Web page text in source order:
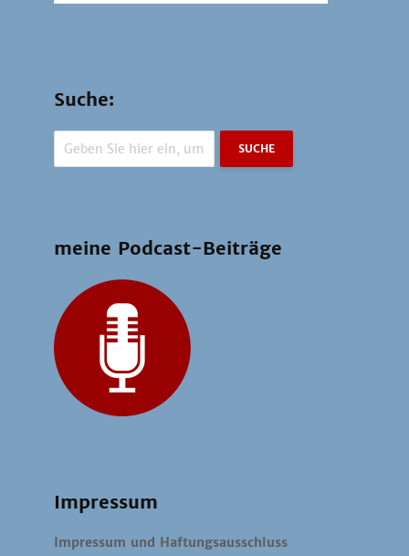
Suche:
SUCHE
meine Podcast-Beiträge
Impressum
Impressum und Haftungsausschluss